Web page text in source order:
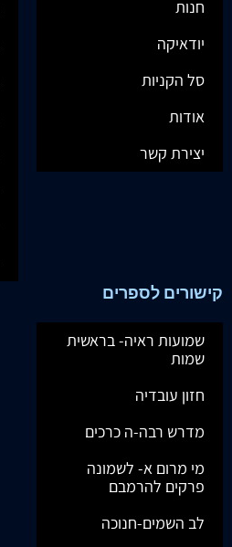
חנות
יודאיקה
סל הקניות
אודות
יצירת קשר
קישורים לספרים
שמועות ראיה- בראשית
שמות
חזון עובדיה
מדרש רבה-ה כרכים
מי מרום א- לשמונה
פרקים להרמבם
לב השמים-חנוכה